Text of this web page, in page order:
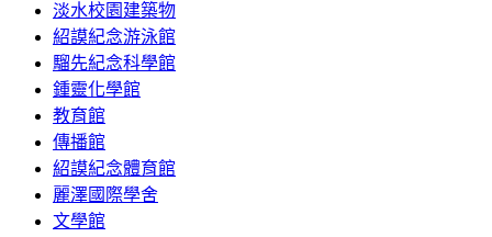
淡水校園建築物
紹謨紀念游泳館
騮先紀念科學館
鍾靈化學館
教育館
傳播館
紹謨紀念體育館
麗澤國際學舍
文學館